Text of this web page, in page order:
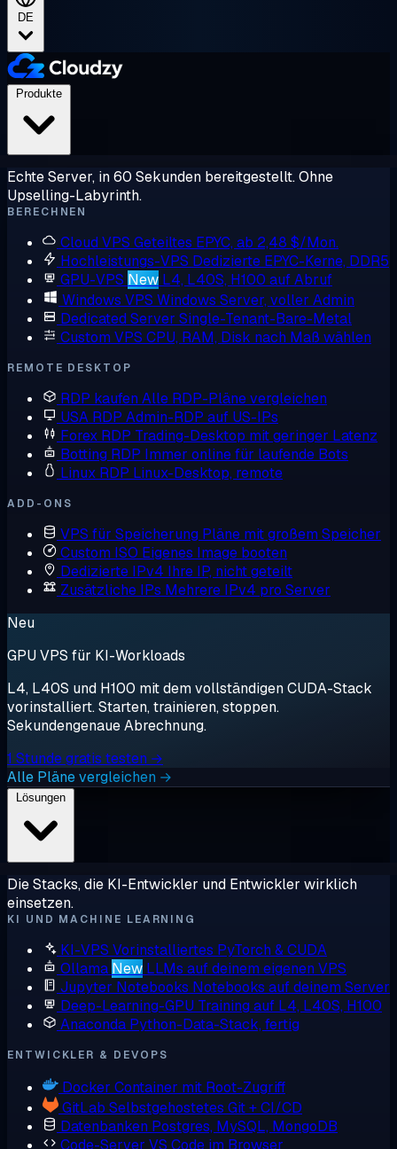
DE
Echte Server, in 60 Sekunden bereitgestellt. Ohne
Upselling-Labyrinth.
BERECHNEN
Cloud VPS Geteiltes EPYC, ab 2,48 $/Mon.
Hochleistungs-VPS Dedizierte EPYC-Kerne, DDR5
GPU-VPS New L4, L40S, H100 auf Abruf
Windows VPS Windows Server, voller Admin
Dedicated Server Single-Tenant-Bare-Metal
Custom VPS CPU, RAM, Disk nach Maß wählen
REMOTE DESKTOP
RDP kaufen Alle RDP-Pläne vergleichen
USA RDP Admin-RDP auf US-IPs
Forex RDP Trading-Desktop mit geringer Latenz
Botting RDP Immer online für laufende Bots
Linux RDP Linux-Desktop, remote
ADD-ONS
VPS für Speicherung Pläne mit großem Speicher
Custom ISO Eigenes Image booten
Dedizierte IPv4 Ihre IP, nicht geteilt
Zusätzliche IPs Mehrere IPv4 pro Server
Neu
GPU VPS für KI-Workloads
L4, L40S und H100 mit dem vollständigen CUDA-Stack
vorinstalliert. Starten, trainieren, stoppen.
Sekundengenaue Abrechnung.
1 Stunde gratis testen →
Alle Pläne vergleichen →
Die Stacks, die KI-Entwickler und Entwickler wirklich
einsetzen.
KI UND MACHINE LEARNING
KI-VPS Vorinstalliertes PyTorch & CUDA
Ollama New LLMs auf deinem eigenen VPS
Jupyter Notebooks Notebooks auf deinem Server
Deep-Learning-GPU Training auf L4, L40S, H100
Anaconda Python-Data-Stack, fertig
ENTWICKLER & DEVOPS
Docker Container mit Root-Zugriff
GitLab Selbstgehostetes Git + CI/CD
Datenbanken Postgres, MySQL, MongoDB
Code-Server VS Code im Browser